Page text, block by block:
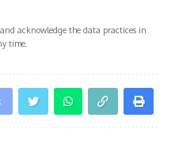
and acknowledge the data practices in
time.